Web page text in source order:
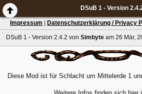
DSuB 1 - Version
Impressum Datenschutzerklärung / Privacy
DSuB 1 - Version 2.4.2 von Simbyte am 26 Mär,
Diese Mod ist für Schlacht um Mittelerde 1